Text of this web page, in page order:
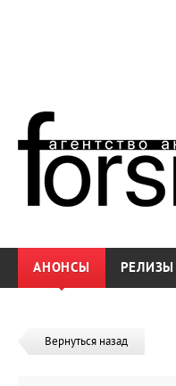
АНОНСЫ РЕЛИЗЫ
Вернуться назад